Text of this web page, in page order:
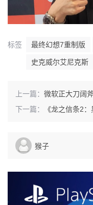
标签 最终幻想7重制版
史克威尔艾尼克斯
上一篇： 微软正大刀阔
下一篇：
《龙之信条2：黑
猴子